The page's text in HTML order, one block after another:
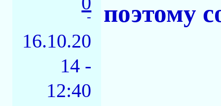
-
16.10.20
14 -
12:40
поэтому